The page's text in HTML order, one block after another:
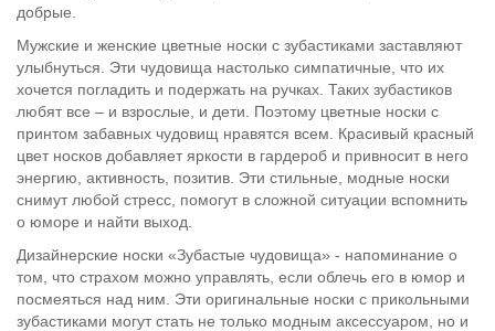
добрые.
Мужские и женские цветные носки с зубастиками заставляют
улыбнуться. Эти чудовища настолько симпатичные, что их
хочется погладить и подержать на ручках. Таких зубастиков
любят все – и взрослые, и дети. Поэтому цветные носки с
принтом забавных чудовищ нравятся всем. Красивый красный
цвет носков добавляет яркости в гардероб и привносит в него
энергию, активность, позитив. Эти стильные, модные носки
снимут любой стресс, помогут в сложной ситуации вспомнить
о юморе и найти выход.
Дизайнерские носки «Зубастые чудовища» - напоминание о
том, что страхом можно управлять, если облечь его в юмор и
посмеяться над ним. Эти оригинальные носки с прикольными
зубастиками могут стать не только модным аксессуаром, но и